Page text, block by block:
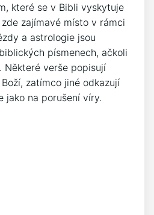
které se v Bibli vyskytuje
zajímavé místo v rámci
a astrologie jsou
písmenech, ačkoli
Některé verše popisují
zatímco jiné odkazují
jako na porušení víry.